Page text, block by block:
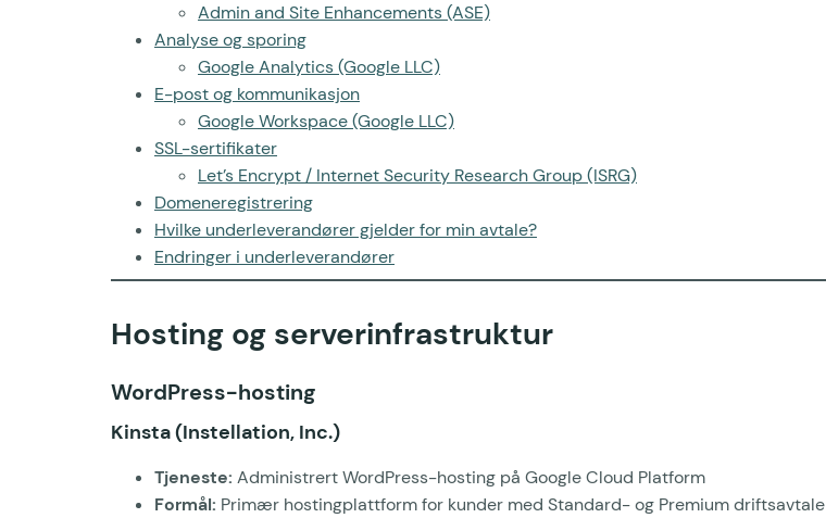
Admin and Site Enhancements (ASE)
Analyse og sporing
Google Analytics (Google LLC)
E-post og kommunikasjon
Google Workspace (Google LLC)
SSL-sertifikater
Let’s Encrypt / Internet Security Research Group (ISRG)
Domeneregistrering
Hvilke underleverandører gjelder for min avtale?
Endringer i underleverandører
Hosting og serverinfrastruktur
WordPress-hosting
Kinsta (Instellation, Inc.)
Tjeneste: Administrert WordPress-hosting på Google Cloud Platform
Formål: Primær hostingplattform for kunder med Standard- og Premium driftsavtale